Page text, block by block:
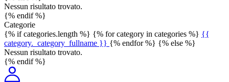
Nessun risultato trovato.
{% endif %}
Categorie
{% if categories.length %} {% for category in categories %} {{
category._category_fullname }} {% endfor %} {% else %}
Nessun risultato trovato.
{% endif %}